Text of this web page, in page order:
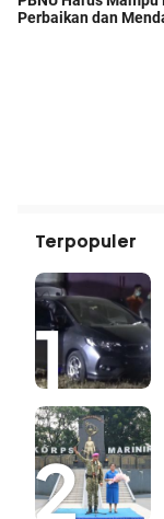
Terpopuler